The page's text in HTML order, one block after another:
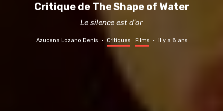
Critique de The Shape of Water
Le silence est d'or
Azucena Lozano Denis · Critiques Films · il y a 8 ans